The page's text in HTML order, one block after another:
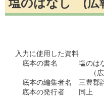
入力に使用した資料
底本の書名　　　塩のは
　　（
底本の編集者名　三豊郡
底本の発行者　　同上